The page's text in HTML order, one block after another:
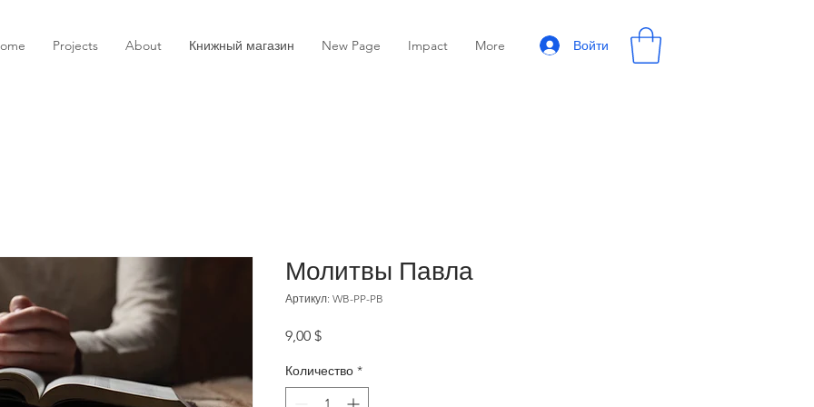
Projects About Книжный магазин New Page Impact More Войти
Молитвы Павла
Артикул: WB-PP-PB
9,00 $Цена
Количество *